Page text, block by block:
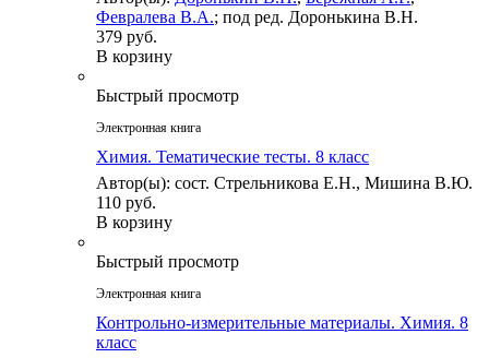
Февралева В.А.; под ред. Доронькина В.Н.
379 руб.
В корзину
Быстрый просмотр
Электронная книга
Химия. Тематические тесты. 8 класс
Автор(ы): сост. Стрельникова Е.Н., Мишина В.Ю.
110 руб.
В корзину
Быстрый просмотр
Электронная книга
Контрольно-измерительные материалы. Химия. 8
класс